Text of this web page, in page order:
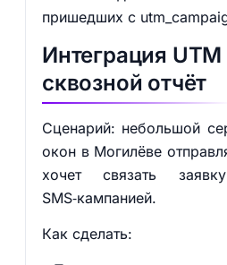
пришедших с
Интеграция UTM
сквозной отчёт
Сценарий: небольшой
окон в Могилёве
хочет связать
SMS‑кампанией.
Как сделать: